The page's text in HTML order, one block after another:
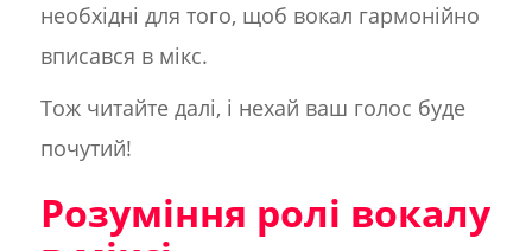
необхідні для того, щоб вокал гармонійно
вписався в мікс.
Тож читайте далі, і нехай ваш голос буде
почутий!
Розуміння ролі вокалу